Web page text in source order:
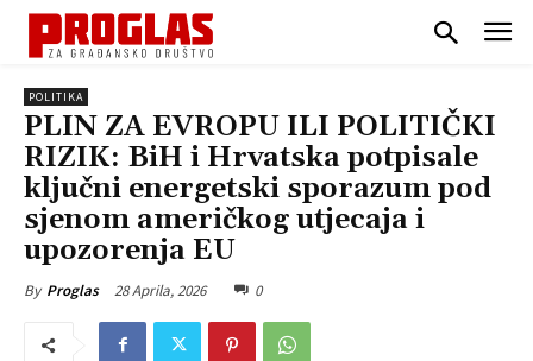
POLITIKA
PLIN ZA EVROPU ILI POLITIČKI
RIZIK: BiH i Hrvatska potpisale
ključni energetski sporazum pod
sjenom američkog utjecaja i
upozorenja EU
By Proglas 28 Aprila, 2026 0